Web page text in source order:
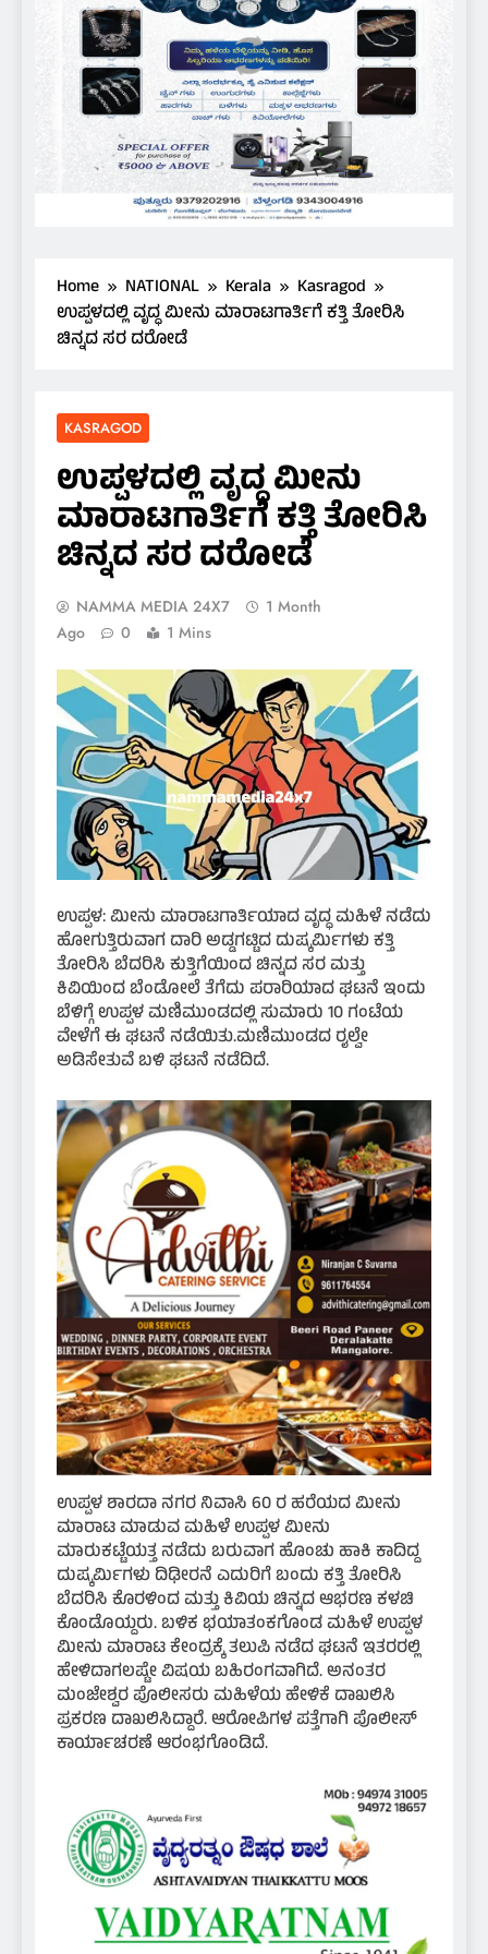
Home NATIONAL Kerala
Kasragod
ಉಪ್ಪಳದಲ್ಲಿ ವೃದ್ಧ ಮೀನು ಮಾರಾಟಗಾರ್ತಿಗೆ ಕತ್ತಿ ತೋರಿಸಿ
ಚಿನ್ನದ ಸರ ದರೋಡೆ
KASRAGOD
ಉಪ್ಪಳದಲ್ಲಿ ವೃದ್ಧ ಮೀನು
ಮಾರಾಟಗಾರ್ತಿಗೆ ಕತ್ತಿ ತೋರಿಸಿ
ಚಿನ್ನದ ಸರ ದರೋಡೆ
NAMMA MEDIA 24X7
1 Month
Ago
0 1 Mins
ಉಪ್ಪಳ: ಮೀನು ಮಾರಾಟಗಾರ್ತಿಯಾದ ವೃದ್ಧ ಮಹಿಳೆ ನಡೆದು
ಹೋಗುತ್ತಿರುವಾಗ ದಾರಿ ಅಡ್ಡಗಟ್ಟಿದ ದುಷ್ಕರ್ಮಿಗಳು ಕತ್ತಿ
ತೋರಿಸಿ ಬೆದರಿಸಿ ಕುತ್ತಿಗೆಯಿಂದ ಚಿನ್ನದ ಸರ ಮತ್ತು
ಕಿವಿಯಿಂದ ಬೆಂಡೋಲೆ ತೆಗೆದು ಪರಾರಿಯಾದ ಘಟನೆ ಇಂದು
ಬೆಳಿಗ್ಗೆ ಉಪ್ಪಳ ಮಣಿಮುಂಡದಲ್ಲಿ ಸುಮಾರು 10 ಗಂಟೆಯ
ವೇಳೆಗೆ ಈ ಘಟನೆ ನಡೆಯಿತು.ಮಣಿಮುಂಡದ ರೖಲ್ವೇ
ಅಡಿಸೇತುವೆ ಬಳಿ ಘಟನೆ ನಡೆದಿದೆ.
ಉಪ್ಪಳ ಶಾರದಾ ನಗರ ನಿವಾಸಿ 60 ರ ಹರೆಯದ ಮೀನು
ಮಾರಾಟ ಮಾಡುವ ಮಹಿಳೆ ಉಪ್ಪಳ ಮೀನು
ಮಾರುಕಟ್ಟೆಯತ್ತ ನಡೆದು ಬರುವಾಗ ಹೊಂಚು ಹಾಕಿ ಕಾದಿದ್ದ
ದುಷ್ಕರ್ಮಿಗಳು ದಿಢೀರನೆ ಎದುರಿಗೆ ಬಂದು ಕತ್ತಿ ತೋರಿಸಿ
ಬೆದರಿಸಿ ಕೊರಳಿಂದ ಮತ್ತು ಕಿವಿಯ ಚಿನ್ನದ ಆಭರಣ ಕಳಚಿ
ಕೊಂಡೊಯ್ದರು. ಬಳಿಕ ಭಯಾತಂಕಗೊಂಡ ಮಹಿಳೆ ಉಪ್ಪಳ
ಮೀನು ಮಾರಾಟ ಕೇಂದ್ರಕ್ಕೆ ತಲುಪಿ ನಡೆದ ಘಟನೆ ಇತರರಲ್ಲಿ
ಹೇಳಿದಾಗಲಷ್ಟೇ ವಿಷಯ ಬಹಿರಂಗವಾಗಿದೆ. ಅನಂತರ
ಮಂಜೇಶ್ವರ ಪೊಲೀಸರು ಮಹಿಳೆಯ ಹೇಳಿಕೆ ದಾಖಲಿಸಿ
ಪ್ರಕರಣ ದಾಖಲಿಸಿದ್ದಾರೆ. ಆರೋಪಿಗಳ ಪತ್ತೆಗಾಗಿ ಪೊಲೀಸ್
ಕಾರ್ಯಾಚರಣೆ ಆರಂಭಗೊಂಡಿದೆ.